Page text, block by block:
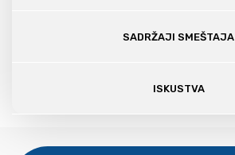
SADRŽAJI SMEŠTAJA
ISKUSTVA